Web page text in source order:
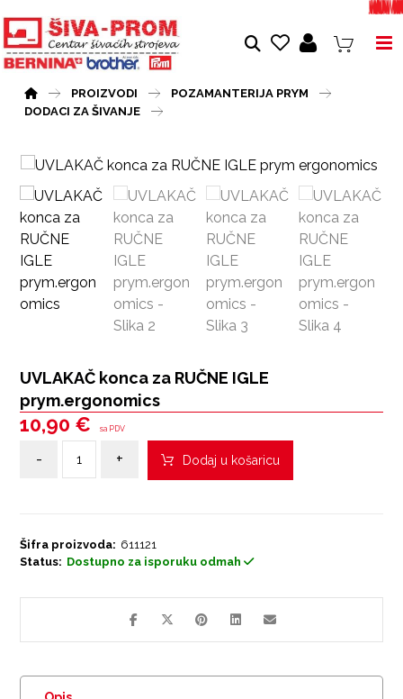
PROIZVODI
POZAMANTERIJA PRYM
DODACI ZA ŠIVANJE
UVLAKAČ konca za RUČNE IGLE
prym.ergonomics
10,90 € sa PDV
- + Dodaj u košaricu
Šifra proizvoda: 611121
Status: Dostupno za isporuku odmah